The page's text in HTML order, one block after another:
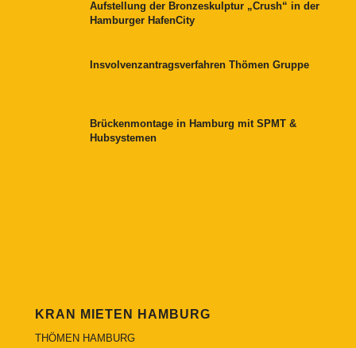
Aufstellung der Bronzeskulptur „Crush“ in der
Hamburger HafenCity
Insvolvenzantragsverfahren Thömen Gruppe
Brückenmontage in Hamburg mit SPMT &
Hubsystemen
KRAN MIETEN HAMBURG
THÖMEN HAMBURG